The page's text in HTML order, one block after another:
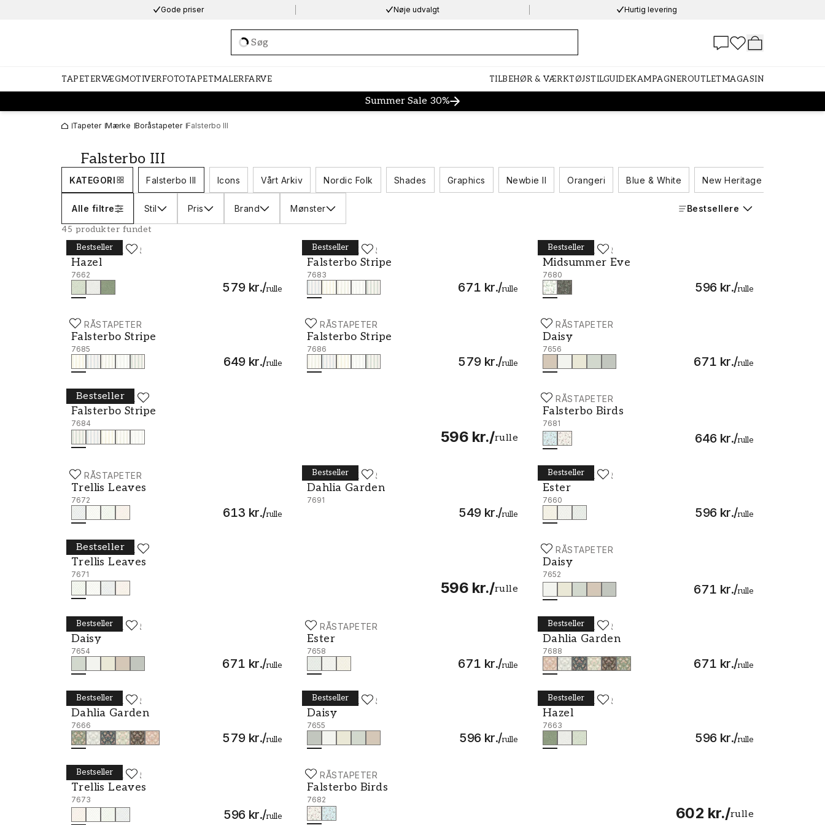
Gode priser Nøje udvalgt Hurtig levering
Loading…
TAPETERVÆGMOTIVERFOTOTAPETMALERFARVE TILBEHØR & VÆRKTØJSTILGUIDEKAMPAGNEROUTLETMAGASIN
Summer Sale 30%
Tapeter Mærke Boråstapeter Falsterbo III
Falsterbo III
KATEGORI Falsterbo III Icons Vårt Arkiv Nordic Folk Shades Graphics Newbie II Orangeri Blue & White New Heritage
Alle filtre Stil Pris Brand Mønster
Bestsellere
45 produkter fundet
Bestseller
BORÅSTAPETER
Hazel
7662
579 kr./rulle
Hazel - 7662 Bestseller
BORÅSTAPETER
Falsterbo Stripe
7683
671 kr./rulle
Falsterbo Stripe - 7683 Bestseller
BORÅSTAPETER
Midsummer Eve
7680
596 kr./rulle
Midsummer Eve - 7680
BORÅSTAPETER
Falsterbo Stripe
7685
649 kr./rulle
Falsterbo Stripe - 7685 BORÅSTAPETER
Falsterbo Stripe
7686
579 kr./rulle
Falsterbo Stripe - 7686 BORÅSTAPETER
Daisy
7656
671 kr./rulle
Daisy - 7656
Bestseller
BORÅSTAPETER
Falsterbo Stripe
7684
596 kr./rulle
Falsterbo Stripe - 7684 BORÅSTAPETER
Falsterbo Birds
7681
646 kr./rulle
Falsterbo Birds - 7681
BORÅSTAPETER
Trellis Leaves
7672
613 kr./rulle
Trellis Leaves - 7672 Bestseller
BORÅSTAPETER
Dahlia Garden
7691
549 kr./rulle
Dahlia Garden - 7691 Bestseller
BORÅSTAPETER
Ester
7660
596 kr./rulle
Ester - 7660
Bestseller
BORÅSTAPETER
Trellis Leaves
7671
596 kr./rulle
Trellis Leaves - 7671 BORÅSTAPETER
Daisy
7652
671 kr./rulle
Daisy - 7652
Bestseller
BORÅSTAPETER
Daisy
7654
671 kr./rulle
Daisy - 7654 BORÅSTAPETER
Ester
7658
671 kr./rulle
Ester - 7658 Bestseller
BORÅSTAPETER
Dahlia Garden
7688
671 kr./rulle
Dahlia Garden - 7688
Bestseller
BORÅSTAPETER
Dahlia Garden
7666
579 kr./rulle
Dahlia Garden - 7666 Bestseller
BORÅSTAPETER
Daisy
7655
596 kr./rulle
Daisy - 7655 Bestseller
BORÅSTAPETER
Hazel
7663
596 kr./rulle
Hazel - 7663
Bestseller
BORÅSTAPETER
Trellis Leaves
7673
596 kr./rulle
Trellis Leaves - 7673 BORÅSTAPETER
Falsterbo Birds
7682
602 kr./rulle
Falsterbo Birds - 7682